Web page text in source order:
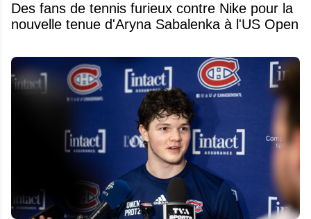
Des fans de tennis furieux contre Nike pour la
nouvelle tenue d'Aryna Sabalenka à l'US Open